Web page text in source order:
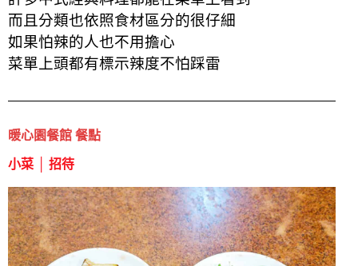
而且分類也依照食材區分的很仔細
如果怕辣的人也不用擔心
菜單上頭都有標示辣度不怕踩雷
暖心園餐館 餐點
小菜 │ 招待